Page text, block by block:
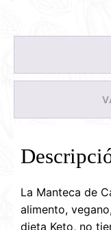
La Manteca de
alimento,
dieta Keto, no